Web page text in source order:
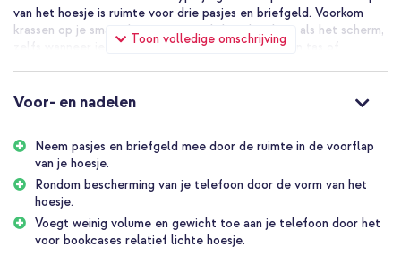
Toon volledige omschrijving
van het hoesje is ruimte voor drie pasjes en briefgeld. Voorkom
krassen op je smartphone aan zowel de achterkant als het scherm,
zelfs wanneer je je toestel en sleutels samen in een tas of
Aan de binnenkant van de booktype zit een flexibele siliconen
het scherm van het toestel. Hierdoor blijft ook de rand het
scherm van jouw smartphone veilig van stoten. De hoes blijft goed
afgesloten met de voorflap, zelfs tijdens een val of stoot door
een krachtige magneetsluiting.
Moderne en slanke pasvorm
De hoes is gemaakt van kunstleder en is beschikbaar in meerdere
tinten. Ga je voor neutraal zwart of spreekt een blauwe, groene of
Voor- en nadelen
Neem pasjes en briefgeld mee door de ruimte in de voorflap
van je hoesje.
Rondom bescherming van je telefoon door de vorm van het
hoesje.
Voegt weinig volume en gewicht toe aan je telefoon door het
voor bookcases relatief lichte hoesje.